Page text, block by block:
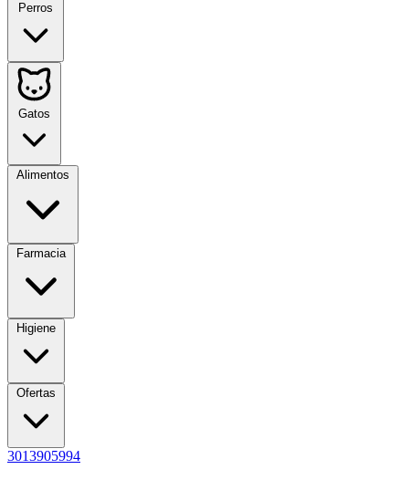
Perros
Gatos
Alimentos
Farmacia
Higiene
Ofertas
3013905994